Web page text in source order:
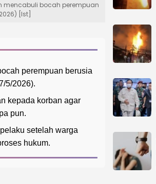
mencabuli bocah perempuan
[Ist]
perempuan berusia
5/2026).
kepada korban agar
pun.
setelah warga
hukum.